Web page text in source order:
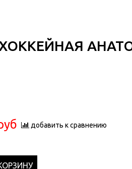
добавить к сравнению